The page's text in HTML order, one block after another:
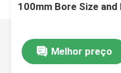
100mm Bore Size
Melhor preço